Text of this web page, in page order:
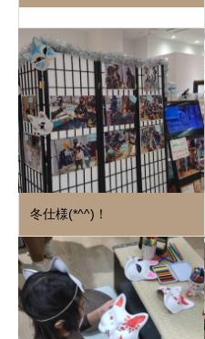
冬仕様(*^^)！